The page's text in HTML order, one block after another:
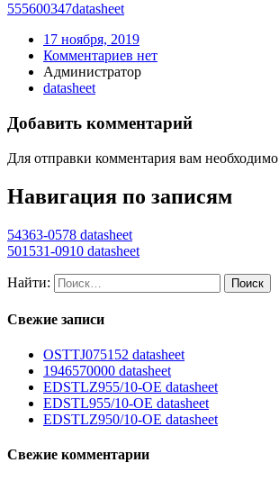
555600347datasheet
17 ноября, 2019
Комментариев нет
Администратор
datasheet
Добавить комментарий
Для отправки комментария вам необходимо
Навигация по записям
54363-0578 datasheet
501531-0910 datasheet
Найти:
Свежие записи
OSTTJ075152 datasheet
1946570000 datasheet
EDSTLZ955/10-OE datasheet
EDSTL955/10-OE datasheet
EDSTLZ950/10-OE datasheet
Свежие комментарии